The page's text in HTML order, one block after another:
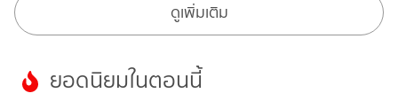
ดูเพิ่มเติม
ยอดนิยมในตอนนี้